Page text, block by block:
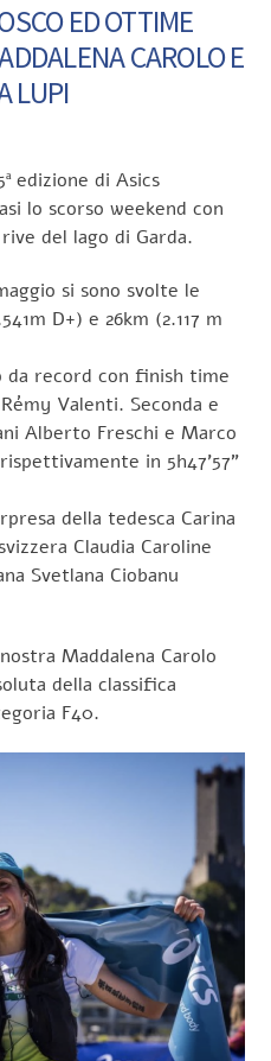
ED OTTIME
CAROLO E
LUPI
edizione di Asics
lo scorso weekend con
del lago di Garda.
si sono svolte le
D+) e 26km (2.117 m
da record con finish time
Valenti. Seconda e
Alberto Freschi e Marco
in 5h47’57”
della tedesca Carina
Claudia Caroline
Svetlana Ciobanu
Maddalena Carolo
della classifica
F40.